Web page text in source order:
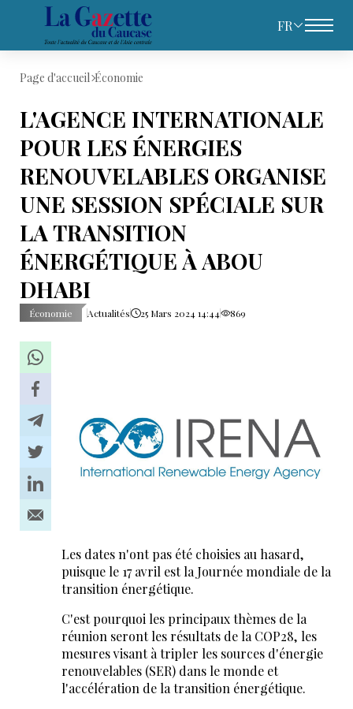
FR
Page d'accueil Économie
L'AGENCE INTERNATIONALE
POUR LES ÉNERGIES
RENOUVELABLES ORGANISE
UNE SESSION SPÉCIALE SUR
LA TRANSITION
ÉNERGÉTIQUE À ABOU
DHABI
Économie Actualités 25 Mars 2024 14:44 869
Les dates n'ont pas été choisies au hasard,
puisque le 17 avril est la Journée mondiale de la
transition énergétique.
C'est pourquoi les principaux thèmes de la
réunion seront les résultats de la COP28, les
mesures visant à tripler les sources d'énergie
renouvelables (SER) dans le monde et
l'accélération de la transition énergétique.